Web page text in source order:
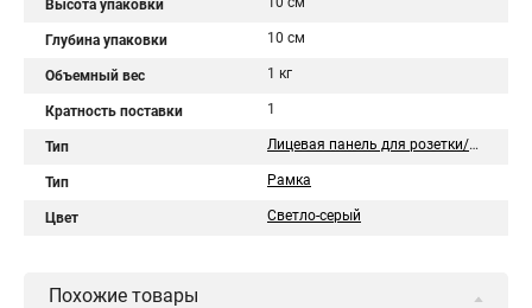
Высота упаковки
Глубина упаковки 10 см
Объемный вес 1 кг
Кратность поставки 1
Тип Лицевая панель для розетки/выключателя
Тип Рамка
Цвет Светло-серый
Похожие товары